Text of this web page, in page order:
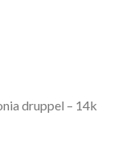
druppel – 14k